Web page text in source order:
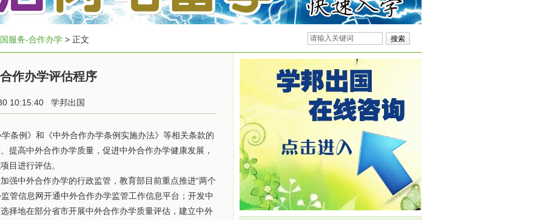
服务-合作办学 > 正文
作办学评估程序
10:15:40 学邦出国
条例》和《中外合作办学条例实施办法》等相关条款的
提高中外合作办学质量，促进中外合作办学健康发展，
目进行评估。
中外合作办学的行政监管，教育部目前重点推进“两个
管信息网开通中外合作办学监管工作信息平台；开发中
择地在部分省市开展中外合作办学质量评估，建立中外